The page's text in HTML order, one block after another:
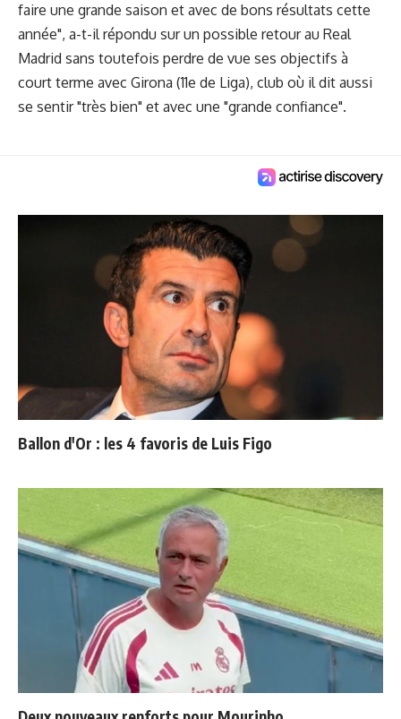
faire une grande saison et avec de bons résultats cette
année", a-t-il répondu sur un possible retour au Real
Madrid sans toutefois perdre de vue ses objectifs à
court terme avec Girona (11e de Liga), club où il dit aussi
se sentir "très bien" et avec une "grande confiance".
Ballon d'Or : les 4 favoris de Luis Figo